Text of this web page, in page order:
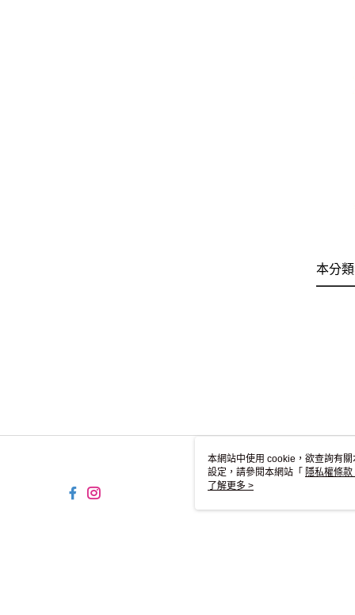
本分
本網站中使用 cookie，欲查詢有
設定，請參閱本網站「 隱私權條款
使用 cookie。
了解更多 >